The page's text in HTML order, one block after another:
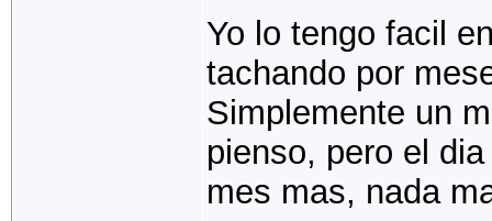
Yo lo tengo facil
tachando por
Simplemente un
pienso, pero el
mes mas, nada